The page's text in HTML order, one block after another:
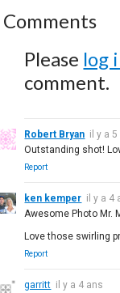
Comments
Please log
comment.
Robert Bryan il y a 5
Outstanding shot!
Report
ken kemper il y a 4
Awesome Photo Mr.
Love those swirling
Report
garritt il y a 4 ans